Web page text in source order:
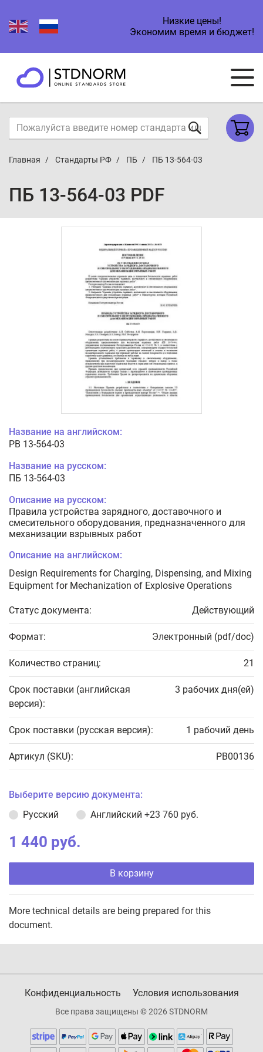
Низкие цены!
Экономим время и бюджет!
Главная Стандарты РФ ПБ ПБ 13-564-03
ПБ 13-564-03 PDF
Название на английском:
PB 13-564-03
Название на русском:
ПБ 13-564-03
Описание на русском:
Правила устройства зарядного, доставочного и
смесительного оборудования, предназначенного для
механизации взрывных работ
Описание на английском:
Design Requirements for Charging, Dispensing, and Mixing
Equipment for Mechanization of Explosive Operations
Статус документа: Действующий
Формат: Электронный (pdf/doc)
Количество страниц: 21
Срок поставки (английская
версия):
3 рабочих дня(ей)
Срок поставки (русская версия): 1 рабочий день
Артикул (SKU): PB00136
Выберите версию документа:
Русский
Английский +23 760 руб.
1 440 руб.
В корзину
More technical details are being prepared for this
document.
Конфиденциальность Условия использования
Все права защищены © 2026 STDNORM